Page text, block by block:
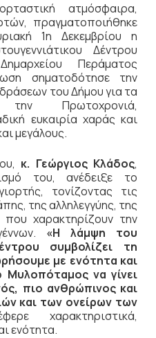
ατμόσφαιρα,
πραγματοποιήθηκε
1η Δεκεμβρίου η
Δέντρου
Περάματος
σηματοδότησε την
του Δήμου για τα
Πρωτοχρονιά,
ευκαιρία χαράς και
μεγάλους.
κ. Γεώργιος Κλάδος,
του, ανέδειξε το
τονίζοντας τις
της αλληλεγγύης, της
χαρακτηρίζουν την
«Η λάμψη του
συμβολίζει τη
με ενότητα και
να γίνει
πιο ανθρώπινος και
και των ονείρων των
χαρακτηριστικά,
ενότητα.